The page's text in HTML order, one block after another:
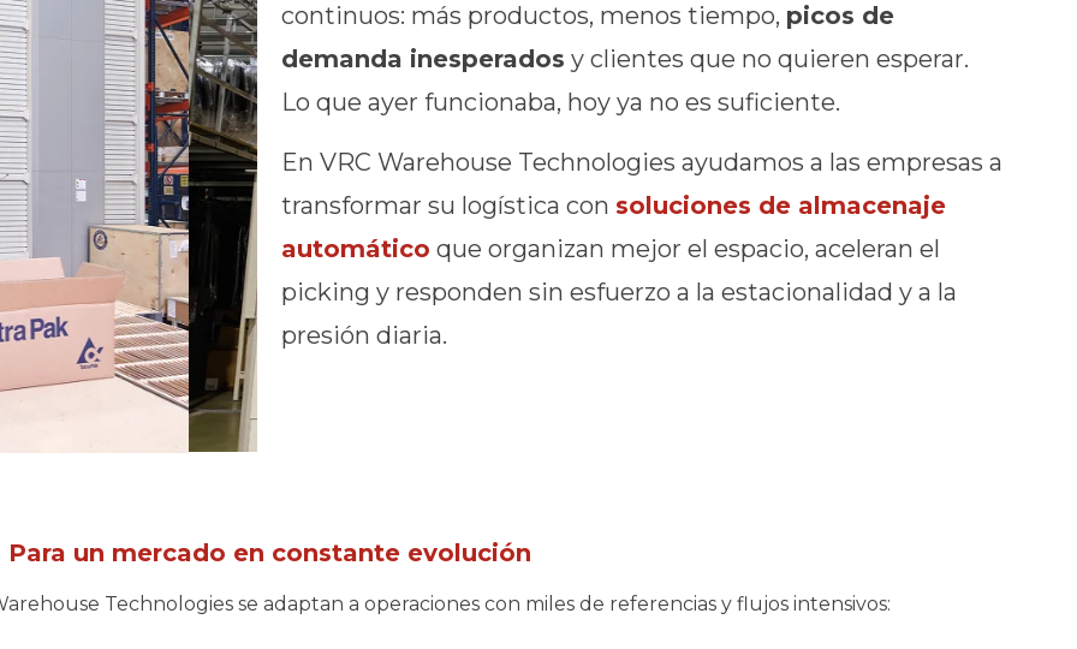
continuos: más productos, menos tiempo, picos de
demanda inesperados y clientes que no quieren esperar.
Lo que ayer funcionaba, hoy ya no es suficiente.
En VRC Warehouse Technologies ayudamos a las empresas a
transformar su logística con soluciones de almacenaje
automático que organizan mejor el espacio, aceleran el
picking y responden sin esfuerzo a la estacionalidad y a la
presión diaria.
Para un mercado en constante evolución
Technologies se adaptan a operaciones con miles de referencias y flujos intensivos: